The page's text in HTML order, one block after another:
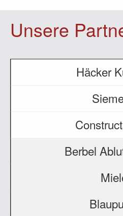
Unsere
Häcker
Berbel